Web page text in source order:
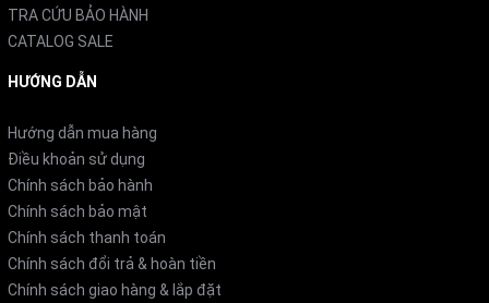
TRA CỨU BẢO HÀNH
CATALOG SALE
HƯỚNG DẪN
Hướng dẫn mua hàng
Điều khoản sử dụng
Chính sách bảo hành
Chính sách bảo mật
Chính sách thanh toán
Chính sách đổi trả & hoàn tiền
Chính sách giao hàng & lắp đặt